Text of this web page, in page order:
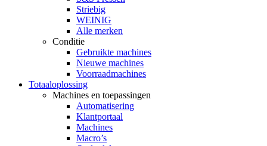
Striebig
WEINIG
Alle merken
Conditie
Gebruikte machines
Nieuwe machines
Voorraadmachines
Totaaloplossing
Machines en toepassingen
Automatisering
Klantportaal
Machines
Macro’s